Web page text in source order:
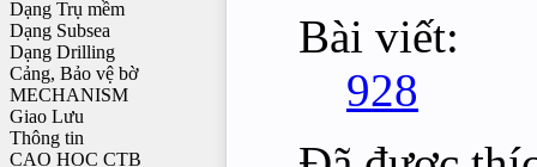
Dạng Trụ mềm
Dạng Subsea
Dạng Drilling
Cảng, Bảo vệ bờ
MECHANISM
Giao Lưu
Thông tin
CAO HỌC CTB
Bài viết:
928